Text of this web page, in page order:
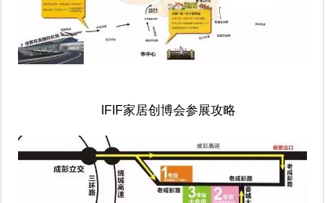
IFIF家居创博会参展攻略